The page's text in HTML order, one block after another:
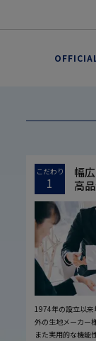
こだわり
1
幅
高
1974年の設立以来
外の生地メーカー
また実用的な機能